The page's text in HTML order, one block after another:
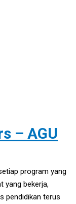
– AGU
program yang
yang bekerja,
pendidikan terus